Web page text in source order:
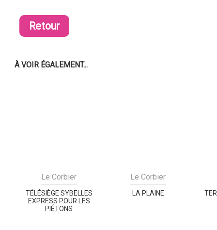
Retour
À VOIR ÉGALEMENT...
Le Corbier
TÉLÉSIÈGE SYBELLES
EXPRESS POUR LES
PIÉTONS
Le Corbier
LA PLAINE